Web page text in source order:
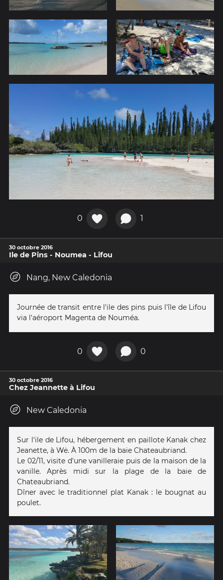
0 1
30 octobre 2016
Ile de Pins - Noumea - Lifou
Nang, New Caledonia
Journée de transit entre l'ile des pins puis l'île de Lifou
via l'aéroport Magenta de Nouméa.
0 0
30 octobre 2016
Chez Jeannette à Lifou
New Caledonia
Sur l'ile de Lifou, hébergement en paillote Kanak chez
Jeanette, à Wė. À 100m de la baie Chateaubriand.
Le 02/11, visite d'une vanilleraie puis de la maison de la
vanille. Après midi sur la plage de la baie de
Chateaubriand.
Dîner avec le traditionnel plat Kanak : le bougnat au
poulet.